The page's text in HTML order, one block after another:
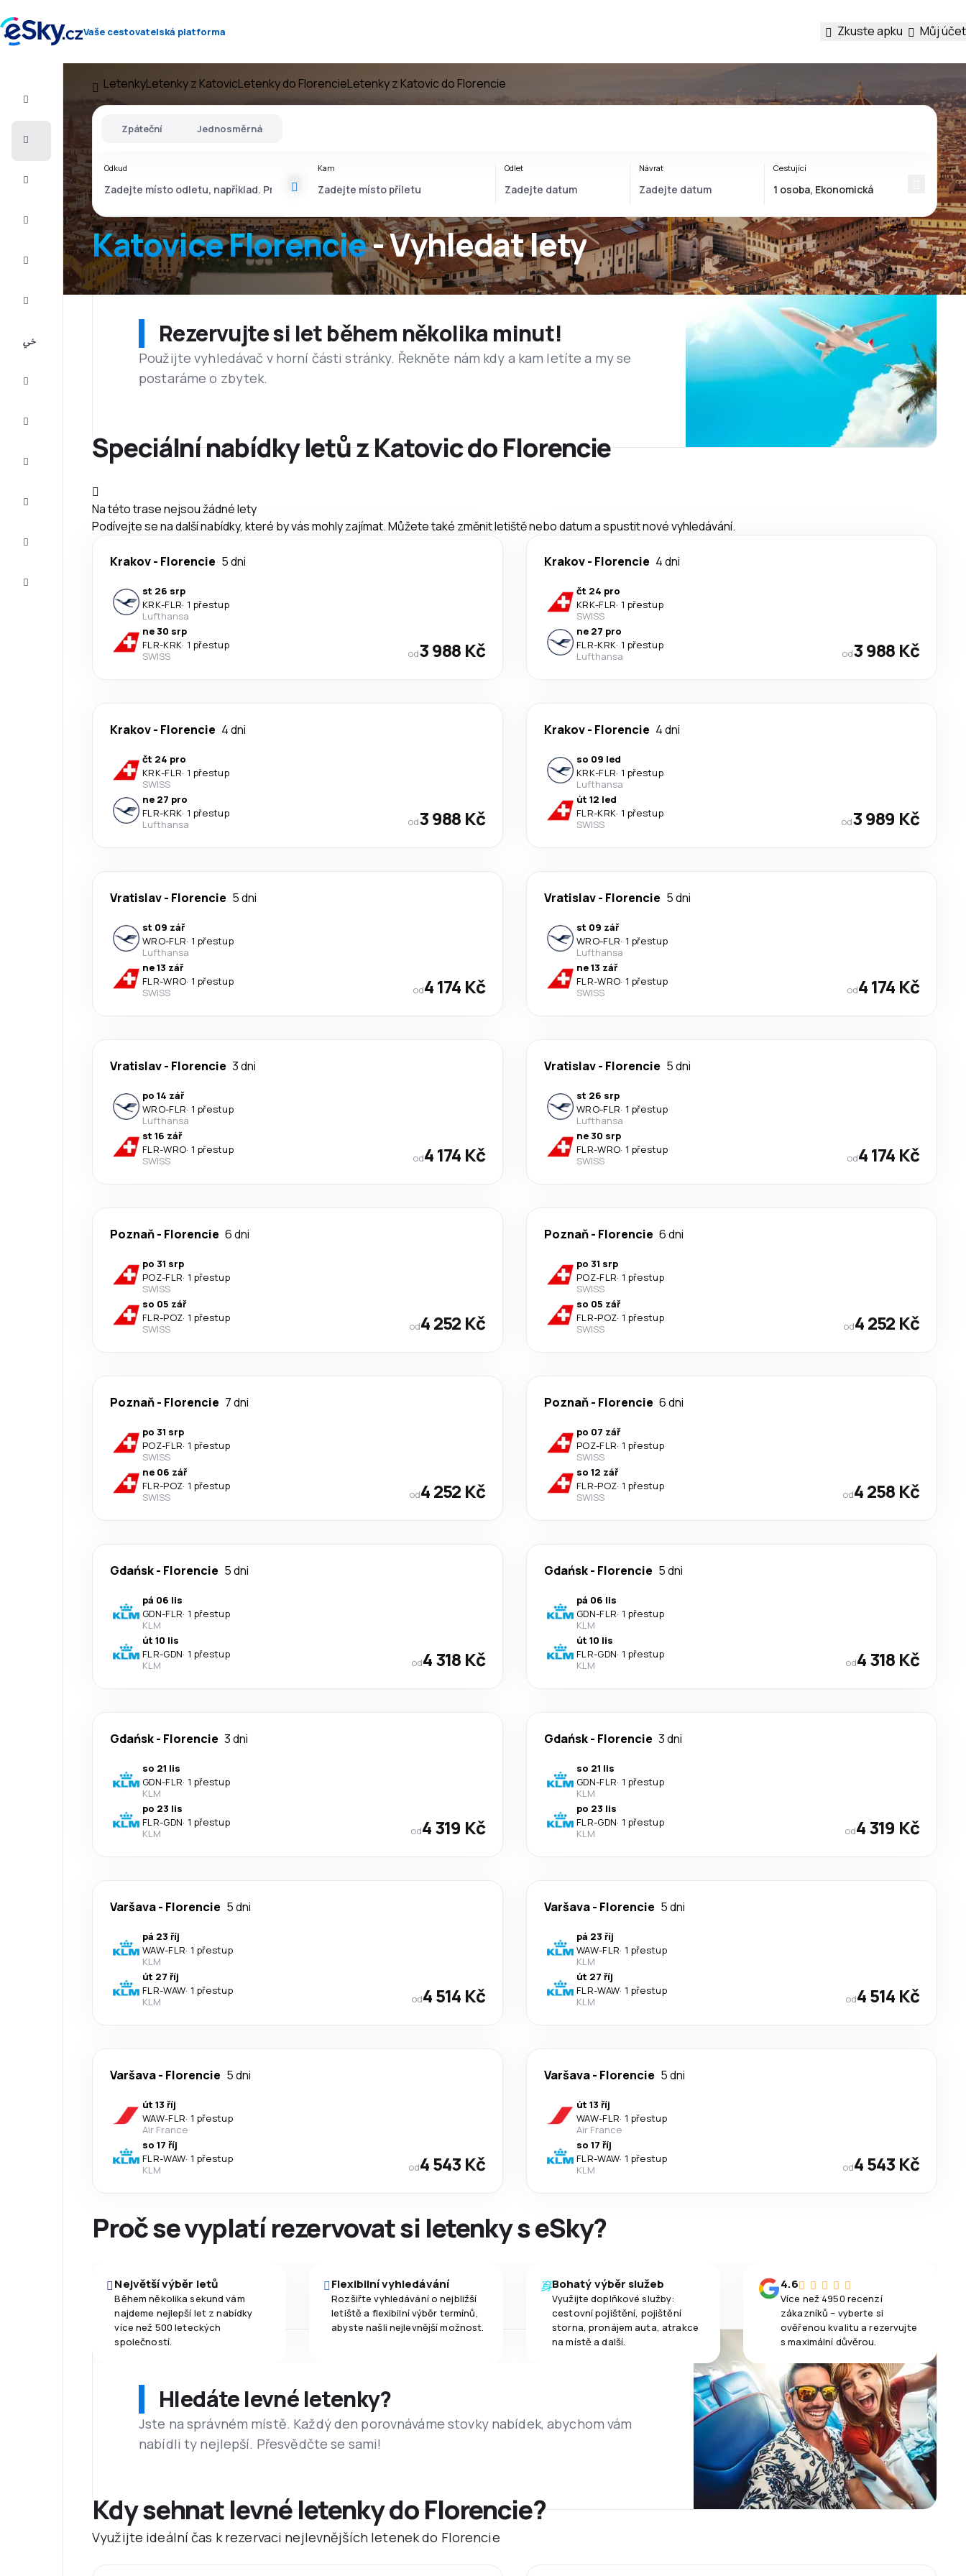
Vaše cestovatelská platforma Zkuste apku Můj účet
Dovolená
2026/27
LetenkyLetenky z KatovicLetenky do FlorencieLetenky z Katovic do Florencie
Katovice Florencie- Vyhledat lety
Zpáteční Jednosměrná
Odkud Kam Odlet Návrat Cestující
Rezervujte si let během několika minut!
Použijte vyhledávač v horní části stránky. Řekněte nám kdy a kam letíte a my se
postaráme o zbytek.
Speciální nabídky letů z Katovic do Florencie
Na této trase nejsou žádné lety
Podívejte se na další nabídky, které by vás mohly zajímat. Můžete také změnit letiště nebo datum a spustit nové vyhledávání.
Krakov- Florencie 5 dni
st 26 srp
KRK-FLR· 1 přestup
Lufthansa
ne 30 srp
FLR-KRK· 1 přestup
SWISS
od3 988 Kč
Krakov- Florencie 4 dni
čt 24 pro
KRK-FLR· 1 přestup
SWISS
ne 27 pro
FLR-KRK· 1 přestup
Lufthansa
od3 988 Kč
Krakov- Florencie 4 dni
čt 24 pro
KRK-FLR· 1 přestup
SWISS
ne 27 pro
FLR-KRK· 1 přestup
Lufthansa
od3 988 Kč
Krakov- Florencie 4 dni
so 09 led
KRK-FLR· 1 přestup
Lufthansa
út 12 led
FLR-KRK· 1 přestup
SWISS
od3 989 Kč
Vratislav- Florencie 5 dni
st 09 zář
WRO-FLR· 1 přestup
Lufthansa
ne 13 zář
FLR-WRO· 1 přestup
SWISS
od4 174 Kč
Vratislav- Florencie 5 dni
st 09 zář
WRO-FLR· 1 přestup
Lufthansa
ne 13 zář
FLR-WRO· 1 přestup
SWISS
od4 174 Kč
Vratislav- Florencie 3 dni
po 14 zář
WRO-FLR· 1 přestup
Lufthansa
st 16 zář
FLR-WRO· 1 přestup
SWISS
od4 174 Kč
Vratislav- Florencie 5 dni
st 26 srp
WRO-FLR· 1 přestup
Lufthansa
ne 30 srp
FLR-WRO· 1 přestup
SWISS
od4 174 Kč
Poznaň- Florencie 6 dni
po 31 srp
POZ-FLR· 1 přestup
SWISS
so 05 zář
FLR-POZ· 1 přestup
SWISS
od4 252 Kč
Poznaň- Florencie 6 dni
po 31 srp
POZ-FLR· 1 přestup
SWISS
so 05 zář
FLR-POZ· 1 přestup
SWISS
od4 252 Kč
Poznaň- Florencie 7 dni
po 31 srp
POZ-FLR· 1 přestup
SWISS
ne 06 zář
FLR-POZ· 1 přestup
SWISS
od4 252 Kč
Poznaň- Florencie 6 dni
po 07 zář
POZ-FLR· 1 přestup
SWISS
so 12 zář
FLR-POZ· 1 přestup
SWISS
od4 258 Kč
Gdańsk- Florencie 5 dni
pá 06 lis
GDN-FLR· 1 přestup
KLM
út 10 lis
FLR-GDN· 1 přestup
KLM
od4 318 Kč
Gdańsk- Florencie 5 dni
pá 06 lis
GDN-FLR· 1 přestup
KLM
út 10 lis
FLR-GDN· 1 přestup
KLM
od4 318 Kč
Gdańsk- Florencie 3 dni
so 21 lis
GDN-FLR· 1 přestup
KLM
po 23 lis
FLR-GDN· 1 přestup
KLM
od4 319 Kč
Gdańsk- Florencie 3 dni
so 21 lis
GDN-FLR· 1 přestup
KLM
po 23 lis
FLR-GDN· 1 přestup
KLM
od4 319 Kč
Varšava- Florencie 5 dni
pá 23 říj
WAW-FLR· 1 přestup
KLM
út 27 říj
FLR-WAW· 1 přestup
KLM
od4 514 Kč
Varšava- Florencie 5 dni
pá 23 říj
WAW-FLR· 1 přestup
KLM
út 27 říj
FLR-WAW· 1 přestup
KLM
od4 514 Kč
Varšava- Florencie 5 dni
út 13 říj
WAW-FLR· 1 přestup
Air France
so 17 říj
FLR-WAW· 1 přestup
KLM
od4 543 Kč
Varšava- Florencie 5 dni
út 13 říj
WAW-FLR· 1 přestup
Air France
so 17 říj
FLR-WAW· 1 přestup
KLM
od4 543 Kč
Proč se vyplatí rezervovat si letenky s eSky?
Největší výběr letů
Během několika sekund vám
najdeme nejlepší let z nabídky
více než 500 leteckých
společností.
Flexibilní vyhledávání
Rozšiřte vyhledávání o nejbližší
letiště a flexibilní výběr termínů,
abyste našli nejlevnější možnost.
Bohatý výběr služeb
Využijte doplňkové služby:
cestovní pojištění, pojištění
storna, pronájem auta, atrakce
na místě a další.
4.6
Více než 4950 recenzí
zákazníků – vyberte si
ověřenou kvalitu a rezervujte
s maximální důvěrou.
Hledáte levné letenky?
Jste na správném místě. Každý den porovnáváme stovky nabídek, abychom vám
nabídli ty nejlepší. Přesvědčte se sami!
Kdy sehnat levné letenky do Florencie?
Využijte ideální čas k rezervaci nejlevnějších letenek do Florencie